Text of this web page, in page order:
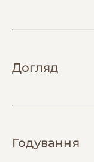
Догляд
не вимагає
потребує
Годування